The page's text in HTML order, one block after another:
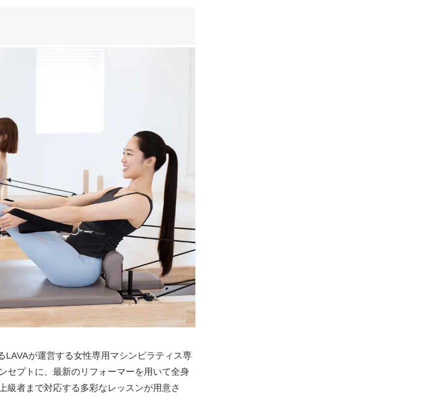
LAVAが運営する女性専用マシンピラティス専
セプトに、最新のリフォーマーを用いて全身
級者まで対応する多彩なレッスンが用意さ